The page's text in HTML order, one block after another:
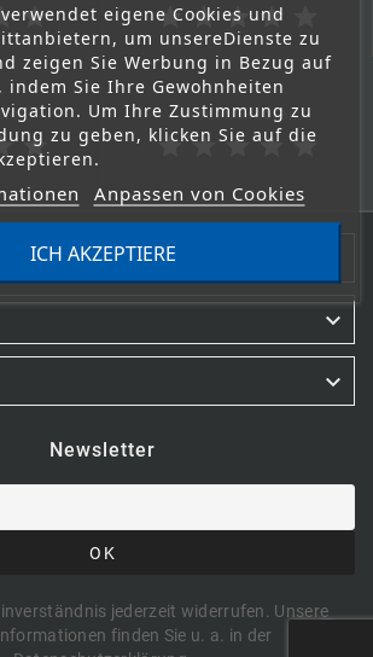
star starstarstarstar
star
Versandkosten
starstar star star star


Newsletter
OK
jederzeit widerrufen. Unsere
finden Sie u. a. in der
eigene Cookies und
um unsereDienste zu
zeigen Sie Werbung in Bezug auf
Sie Ihre Gewohnheiten
Um Ihre Zustimmung zu
zu geben, klicken Sie auf die
Anpassen von Cookies
ICH AKZEPTIERE